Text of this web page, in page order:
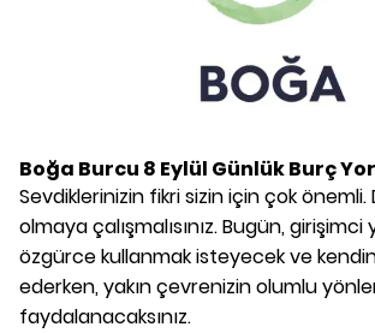
Boğa Burcu 8 Eylül Günlük Burç
Sevdiklerinizin fikri sizin için çok önemli.
olmaya çalışmalısınız. Bugün, girişimci
özgürce kullanmak isteyecek ve
ederken, yakın çevrenizin olumlu
faydalanacaksınız.